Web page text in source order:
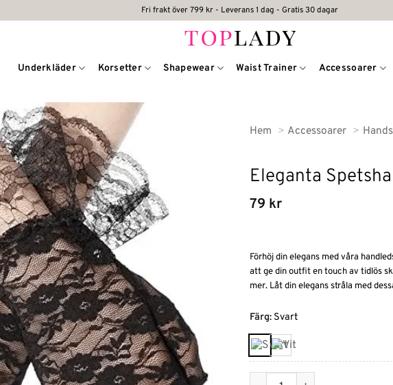
Fri frakt över 799 kr - Leverans 1 dag - Gratis 30 dagar
Underkläder Korsetter Shapewear Waist Trainer Accessoarer
Hem Accessoarer
Eleganta
79 kr
Förhöj din elegans med våra
att ge din outfit en touch av tidlös
mer. Låt din elegans stråla med
Färg: Svart
Eleganta Spetshandskar –
Alternative: